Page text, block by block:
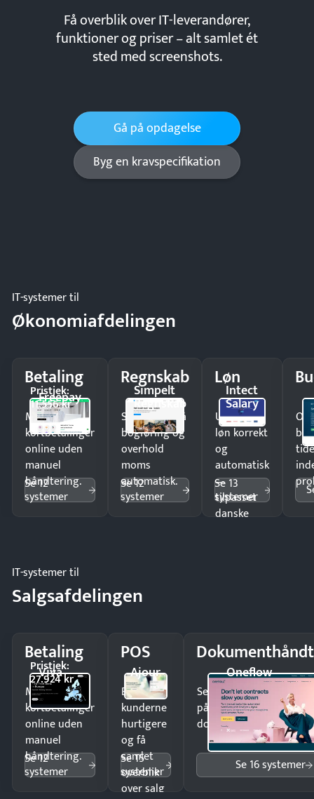
Få overblik over IT-leverandører,
funktioner og priser – alt samlet ét
sted med screenshots.
Gå på opdagelse
Byg en kravspecifikation
IT-systemer til
Økonomiafdelingen
Betaling
Freepay
Pristjek:
11.556 kr
Modtag
kortbetalinger
online uden
manuel
håndtering.
Se 12
systemer
Regnskab
Simpelt
Regnskab
Spar timer på
bogføring og
overhold
moms
automatisk.
Se 12
systemer
Løn
Intect
Salary
Udbetal
løn korrekt
og
automatisk
—
tilpasset
danske
Se 13
systemer
IT-systemer til
Salgsafdelingen
Betaling
Viva
Pristjek:
27.924 kr
Modtag
kortbetalinger
online uden
manuel
håndtering.
Se 12
systemer
POS
Ajour
Ekspedér
kunderne
hurtigere
og få
samlet
overblik
over salg
Se 15
systemer
Oneflow
Send kontrakter til
på minutter og mist
dokumenter.
Se 16 systemer